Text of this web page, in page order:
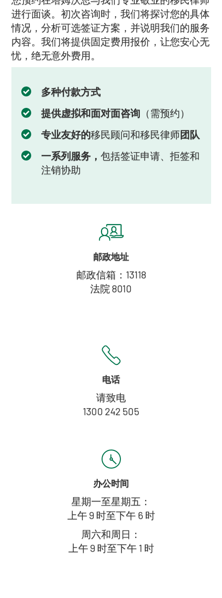
进行面谈。初次咨询时，我们将探讨您的具体
情况，分析可选签证方案，并说明我们的服务
内容。我们将提供固定费用报价，让您安心无
忧，绝无意外费用。
多种付款方式
提供虚拟和面对面咨询 （需预约）
专业友好的移民顾问和移民律师团队
一系列服务， 包括签证申请、拒签和
注销协助
邮政地址
邮政信箱：13118
法院 8010
电话
请致电
1300 242 505
办公时间
星期一至星期五：
上午 9 时至下午 6 时
周六和周日：
上午 9 时至下午 1 时